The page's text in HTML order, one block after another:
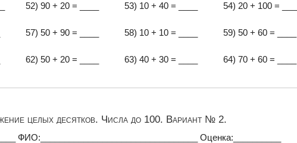
52) 90 + 20 = ____ 53) 10 + 40 = ____ 54) 20 + 100 = ____
57) 50 + 90 = ____ 58) 10 + 10 = ____ 59) 50 + 60 = ____
62) 50 + 20 = ____ 63) 40 + 30 = ____ 64) 70 + 60 = ____
целых десятков. Числа до 100. Вариант № 2.
ФИО:_________________________________ Оценка:__________